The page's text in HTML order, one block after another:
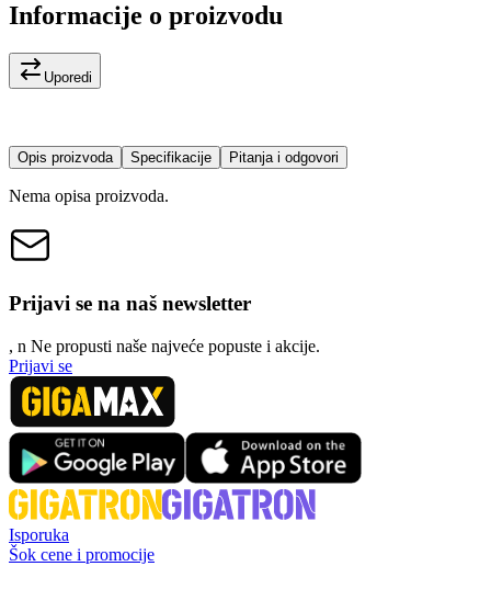
Informacije o proizvodu
Uporedi
Opis proizvoda Specifikacije Pitanja i odgovori
Nema opisa proizvoda.
Prijavi se na naš newsletter
, n Ne propusti naše najveće popuste i akcije.
Prijavi se
Isporuka
Šok cene i promocije